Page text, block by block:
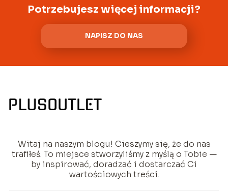
Potrzebujesz więcej informacji?
NAPISZ DO NAS
Witaj na naszym blogu! Cieszymy się, że do nas
trafiłeś. To miejsce stworzyliśmy z myślą o Tobie —
by inspirować, doradzać i dostarczać Ci
wartościowych treści.